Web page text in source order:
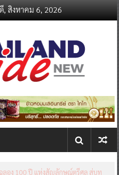
สิงหาคม 6, 2026
ลอง 100 ปี แห่งสัญลักษณ์ตรีศูล สู่บท